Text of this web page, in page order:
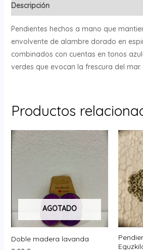
Descripción
Pendientes hechos a mano que
envolvente de alambre dorado en
combinados con cuentas en tonos
verdes que evocan la frescura del mar.
Productos
AGOTADO
Doble madera lavanda